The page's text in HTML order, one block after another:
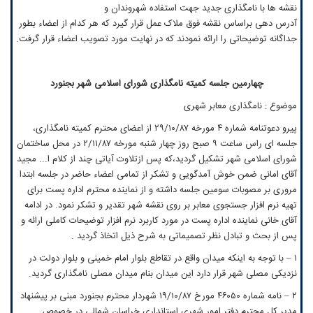
نقشه ها با نامگذاری جدید جهت استفاده شهروندان و
آدرس دهی براساس نقشه فوق ملاک عمل قرار گیرد که هر کدام از اعضاء بطور
جداگانه توضیحاتی را ارائه نمودند که در نهایت مورد تصویب اعضاء قرار گرفت.
چهارمین جلسه کمیته نامگذاری شورای اسلامی شهر بجنورد
موضوع : نامگذاری معابر شهری
پیرو دعوتنامه شماره ۴ مورخه ۲۹/۱۰/۸۷ از اعضای محترم کمیته نامگذاری،
جلسه ای راس ساعت ۹ صبح روز چهار شنبه مورخه ۲/۱۱/۸۷ در محل ساختمان
شورای اسلامی شهر تشکیل گردید،که پس ازتلاوت آیاتی چند از کلام ا... مجید
آقای امانی ضمن خوش آمدگویی و تشکر از تمامی اعضاء حاضر در جلسه ابتدا
مروری بر مصوبات سومین جلسه داشته و از نماینده محترم اداره پست برای
تهیه نرم افزار جستجوی معابر بر روی نقشه شهر تقدیر و تشکر نمود. در ادامه
آقای خانی نماینده اداره پست در مورد کاربرد نرم افزار توضیحات کاملی ارائه و
پس از بحث و تبادل نظر تصمیماتی به شرح ذیل اتخاذ گردید .
۱ – با توجه به اینکه میدان واقع در تقاطع بلوار امام خمینی و بلوار دولت در
نزدیکی مصلی شهر قرار دارد این میدان بنام میدان مصلی نامگذاری گردید.
۲ – نامه شماره ۴۶۰۵۰ مورخ ۱۹/۱۰/۸۷ شهردار محترم بجنورد مبنی بر پیشنهاد